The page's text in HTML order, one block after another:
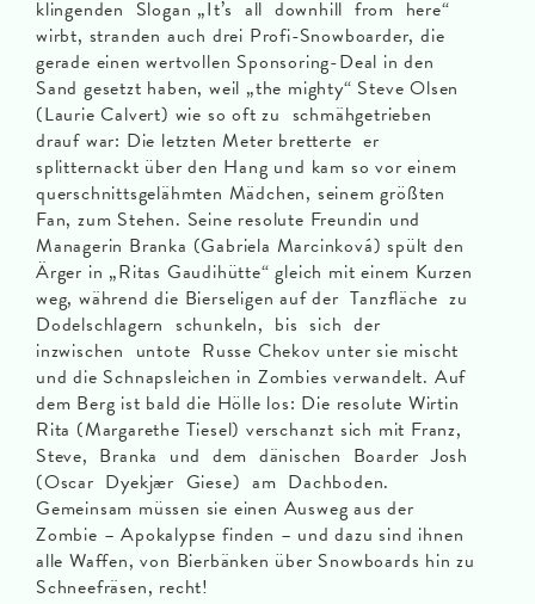
klingenden Slogan „It’s all downhill from here“
wirbt, stranden auch drei Profi-Snowboarder, die
gerade einen wertvollen Sponsoring-Deal in den
Sand gesetzt haben, weil „the mighty“ Steve Olsen
(Laurie Calvert) wie so oft zu schmähgetrieben
drauf war: Die letzten Meter bretterte er
splitternackt über den Hang und kam so vor einem
querschnittsgelähmten Mädchen, seinem größten
Fan, zum Stehen. Seine resolute Freundin und
Managerin Branka (Gabriela Marcinková) spült den
Ärger in „Ritas Gaudihütte“ gleich mit einem Kurzen
weg, während die Bierseligen auf der Tanzfläche zu
Dodelschlagern schunkeln, bis sich der
inzwischen untote Russe Chekov unter sie mischt
und die Schnapsleichen in Zombies verwandelt. Auf
dem Berg ist bald die Hölle los: Die resolute Wirtin
Rita (Margarethe Tiesel) verschanzt sich mit Franz,
Steve, Branka und dem dänischen Boarder Josh
(Oscar Dyekjær Giese) am Dachboden.
Gemeinsam müssen sie einen Ausweg aus der
Zombie – Apokalypse finden – und dazu sind ihnen
alle Waffen, von Bierbänken über Snowboards hin zu
Schneefräsen, recht!